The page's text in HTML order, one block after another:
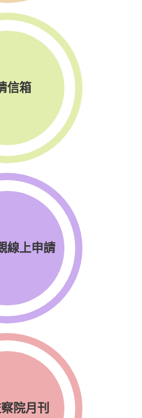
信箱
線上申請
院月刊